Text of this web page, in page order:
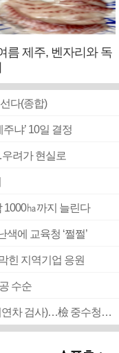
름 제주, 벤자리와 독
다(종합)
냐’ 10일 결정
려가 현실로
1000㏊까지 늘린다
에 교육청 ‘쩔쩔’
힌 지역기업 응원
수순
■ 검사 신분 버리고 직급하향(10년 이하 저연차 검사)…檢 중수청행 기피